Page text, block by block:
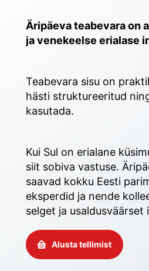
Äripäeva teabevara on
ja venekeelse erialase
Teabevara sisu on
hästi struktureeritud
kasutada.
Kui Sul on erialane
siit sobiva vastuse.
saavad kokku Eesti
eksperdid ja nende
selget ja usaldusväärset
Alusta tellimist